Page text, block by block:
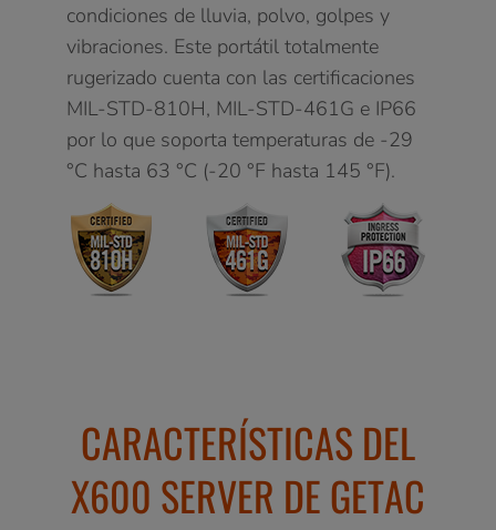
condiciones de lluvia, polvo, golpes y
vibraciones. Este portátil totalmente
rugerizado cuenta con las certificaciones
MIL-STD-810H, MIL-STD-461G e IP66
por lo que soporta temperaturas de -29
°C hasta 63 °C (-20 °F hasta 145 °F).
CARACTERÍSTICAS DEL
X600 SERVER DE GETAC